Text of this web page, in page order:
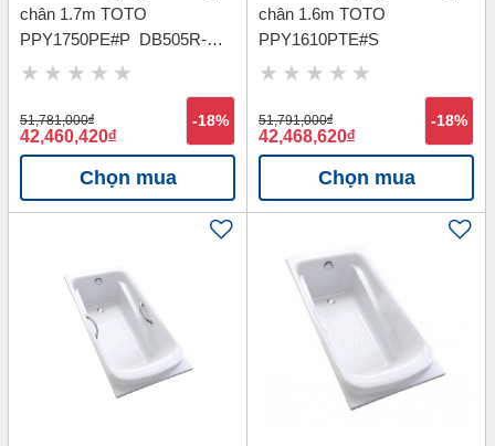
chân 1.7m TOTO
PPY1750PE#P_DB505R-
3B_TVBF412
51,781,000đ
42,460,420đ
-18%
Chọn mua
chân 1.6m TOTO
PPY1610PTE#S
51,791,000đ
42,468,620đ
-18%
Chọn mua